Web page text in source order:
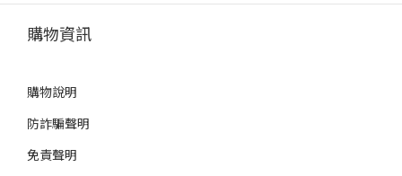
購物資訊
購物說明
防詐騙聲明
免責聲明